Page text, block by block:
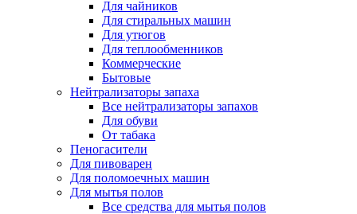
Для чайников
Для стиральных машин
Для утюгов
Для теплообменников
Коммерческие
Бытовые
Нейтрализаторы запаха
Все нейтрализаторы запахов
Для обуви
От табака
Пеногасители
Для пивоварен
Для поломоечных машин
Для мытья полов
Все средства для мытья полов